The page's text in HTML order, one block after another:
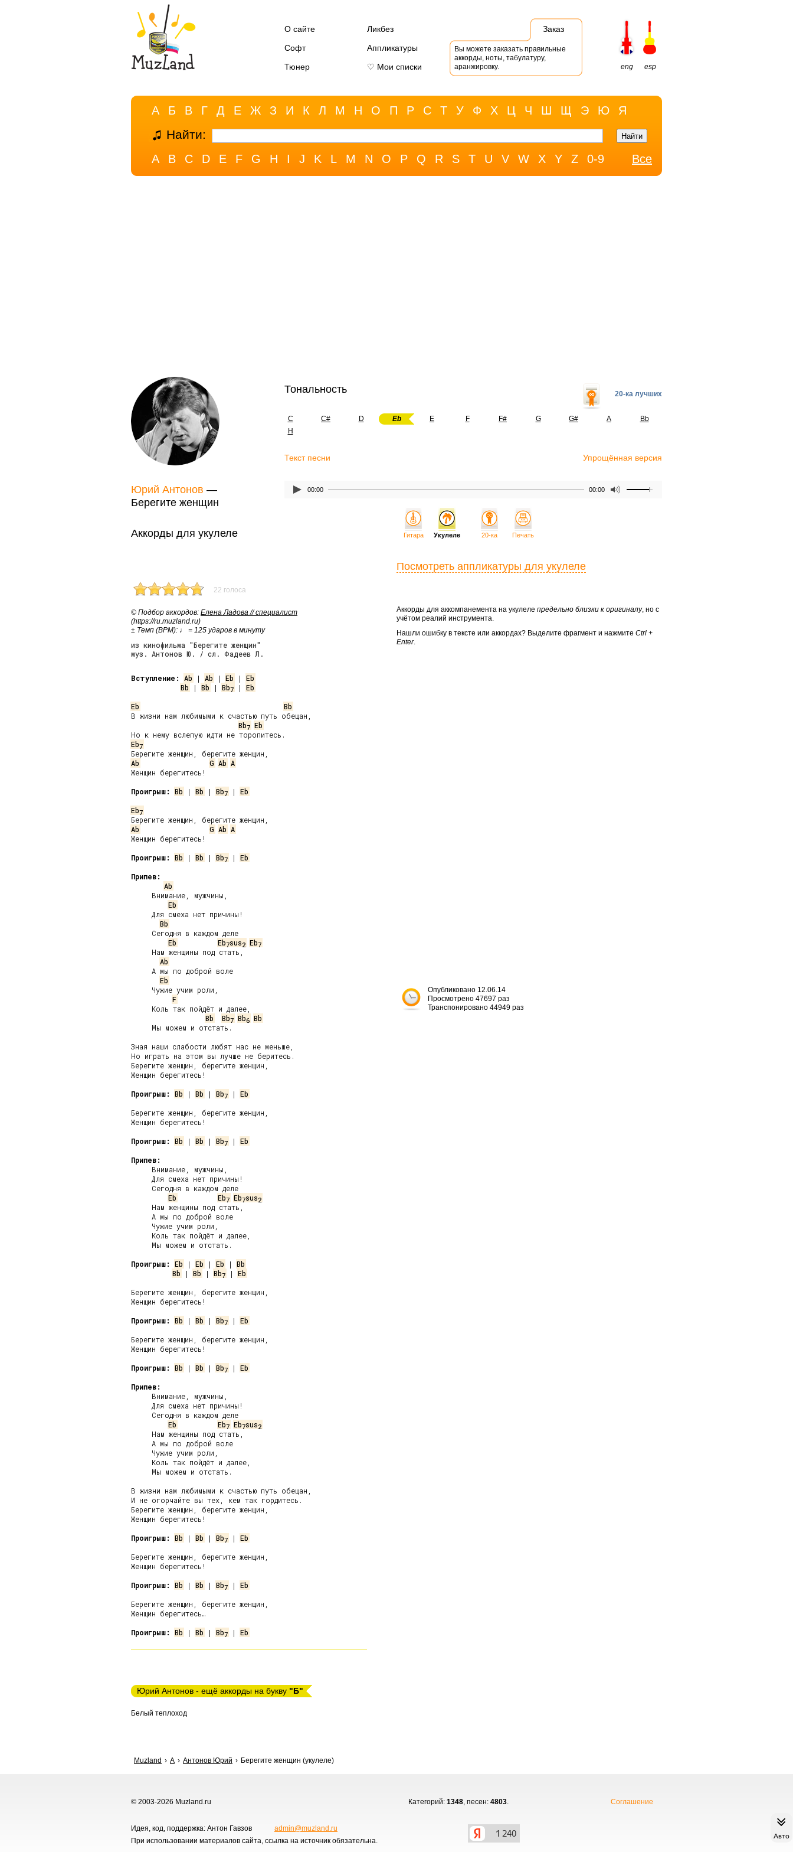
О сайте
Ликбез
Софт
Аппликатуры
Тюнер
♡ Мои списки
Заказ
Вы можете заказать правильные
аккорды, ноты, табулатуру,
аранжировку.
eng esp
А Б В Г Д Е Ж З И К Л М Н О П Р С Т У Ф Х Ц Ч Ш Щ Э Ю Я
Найти:
A B C D E F G H I J K L M N O P Q R S T U V W X Y Z 0-9 Все
Юрий Антонов —
Берегите женщин
Тональность 20-ка лучших
C C# D Eb E F F# G G# A
Bb
H
Текст песни Упрощённая версия
00:00 00:00
Аккорды для укулеле
22 голоса
Авто
© Подбор аккордов: Елена Ладова // специалист
(https://ru.muzland.ru)
± Темп (BPM): ♩ = 125 ударов в минуту
из кинофильма "Берегите женщин"
муз. Антонов Ю. / сл. Фадеев Л.
Вступление: Ab | Ab | Eb | Eb
Bb | Bb | Bb7 | Eb
Eb
Bb
В жизни нам любимыми к счастью путь обещан,
Bb7 Eb
Eb7
Ab
G Ab A
Женщин берегитесь!
Проигрыш:
Bb | Bb | Bb7 | Eb
Eb7
Ab
G Ab A
Женщин берегитесь!
Проигрыш:
Bb | Bb | Bb7 | Eb
Припев:
Ab
     Внимание, мужчины,
Eb
     Для смеха нет причины!
Bb
     Сегодня в каждом деле
Eb
Eb7sus2 Eb7
     Нам женщины под стать,
Ab
     А мы по доброй воле
Eb
     Чужие учим роли,
F
     Коль так пойдёт и далее,
Bb
Bb7 Bb6 Bb
     Мы можем и отстать.
Зная наши слабости любят нас не меньше,
Но играть на этом вы лучше не беритесь.
Берегите женщин, берегите женщин,
Женщин берегитесь!
Проигрыш:
Bb | Bb | Bb7 | Eb
Берегите женщин, берегите женщин,
Женщин берегитесь!
Проигрыш:
Bb | Bb | Bb7 | Eb
Припев:
     Внимание, мужчины,
     Для смеха нет причины!
     Сегодня в каждом деле
Eb
Eb7 Eb7sus2
     Нам женщины под стать,
     А мы по доброй воле
     Чужие учим роли,
     Коль так пойдёт и далее,
     Мы можем и отстать.
Проигрыш:
Eb | Eb | Eb | Bb
Bb | Bb | Bb7 | Eb
Берегите женщин, берегите женщин,
Женщин берегитесь!
Проигрыш:
Bb | Bb | Bb7 | Eb
Берегите женщин, берегите женщин,
Женщин берегитесь!
Проигрыш:
Bb | Bb | Bb7 | Eb
Припев:
     Внимание, мужчины,
     Для смеха нет причины!
     Сегодня в каждом деле
Eb
Eb7 Eb7sus2
     Нам женщины под стать,
     А мы по доброй воле
     Чужие учим роли,
     Коль так пойдёт и далее,
     Мы можем и отстать.
В жизни нам любимыми к счастью путь обещан,
И не огорчайте вы тех, кем так гордитесь.
Берегите женщин, берегите женщин,
Женщин берегитесь!
Проигрыш:
Bb | Bb | Bb7 | Eb
Берегите женщин, берегите женщин,
Женщин берегитесь!
Проигрыш:
Bb | Bb | Bb7 | Eb
Берегите женщин, берегите женщин,
Женщин берегитесь…
Проигрыш:
Bb | Bb | Bb7 | Eb
Гитара Укулеле 20-ка Печать
Посмотреть аппликатуры для укулеле
Аккорды для аккомпанемента на укулеле предельно близки к оригиналу, но с
учётом реалий инструмента.
Нашли ошибку в тексте или аккордах? Выделите фрагмент и нажмите Ctrl +
Enter.
Опубликовано 12.06.14
Просмотрено 47697 раз
Транспонировано 44949 раз
Юрий Антонов - ещё аккорды на букву "Б"
Белый теплоход
Muzland А Антонов Юрий Берегите женщин (укулеле)
© 2003-2026 Muzland.ru Категорий: 1348, песен: 4803. Соглашение
Идея, код, поддержка: Антон Гавзов
admin@muzland.ru
При использовании материалов сайта, ссылка на источник обязательна.